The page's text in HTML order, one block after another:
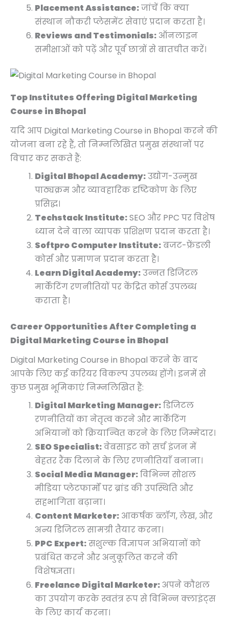
Placement Assistance:जांचें कि क्या
संस्थान नौकरी प्लेसमेंट सेवाएं प्रदान करता है।
Reviews and Testimonials: ऑनलाइन
समीक्षाओं को पढ़ें और पूर्व छात्रों से बातचीत करें।
Top Institutes Offering Digital Marketing
Course in Bhopal
यदि आप Digital Marketing Course in Bhopal करने की
योजना बना रहे हैं, तो निम्नलिखित प्रमुख संस्थानों पर
विचार कर सकते हैं:
Digital Bhopal Academy:उद्योग-उन्मुख
पाठ्यक्रम और व्यावहारिक दृष्टिकोण के लिए
प्रसिद्ध।
Techstack Institute:SEO और PPC पर विशेष
ध्यान देने वाला व्यापक प्रशिक्षण प्रदान करता है।
Softpro Computer Institute:बजट-फ्रेंडली
कोर्स और प्रमाणन प्रदान करता है।
Learn Digital Academy:उन्नत डिजिटल
मार्केटिंग रणनीतियों पर केंद्रित कोर्स उपलब्ध
कराता है।
Career Opportunities After Completing a
Digital Marketing Course in Bhopal
Digital Marketing Course in Bhopal करने के बाद
आपके लिए कई करियर विकल्प उपलब्ध होंगे। इनमें से
कुछ प्रमुख भूमिकाएं निम्नलिखित हैं:
Digital Marketing Manager:डिजिटल
रणनीतियों का नेतृत्व करने और मार्केटिंग
अभियानों को क्रियान्वित करने के लिए जिम्मेदार।
SEO Specialist:वेबसाइट को सर्च इंजन में
बेहतर रैंक दिलाने के लिए रणनीतियाँ बनाना।
Social Media Manager:विभिन्न सोशल
मीडिया प्लेटफार्मों पर ब्रांड की उपस्थिति और
सहभागिता बढ़ाना।
Content Marketer: आकर्षक ब्लॉग, लेख, और
अन्य डिजिटल सामग्री तैयार करना।
PPC Expert:सशुल्क विज्ञापन अभियानों को
प्रबंधित करने और अनुकूलित करने की
विशेषज्ञता।
Freelance Digital Marketer: अपने कौशल
का उपयोग करके स्वतंत्र रूप से विभिन्न क्लाइंट्स
के लिए कार्य करना।